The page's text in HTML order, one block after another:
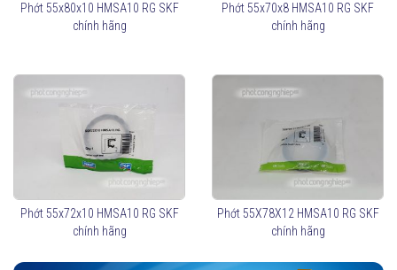
Phớt 55x80x10 HMSA10 RG SKF
chính hãng
Phớt 55x70x8 HMSA10 RG SKF
chính hãng
Phớt 55x72x10 HMSA10 RG SKF
chính hãng
Phớt 55X78X12 HMSA10 RG SKF
chính hãng